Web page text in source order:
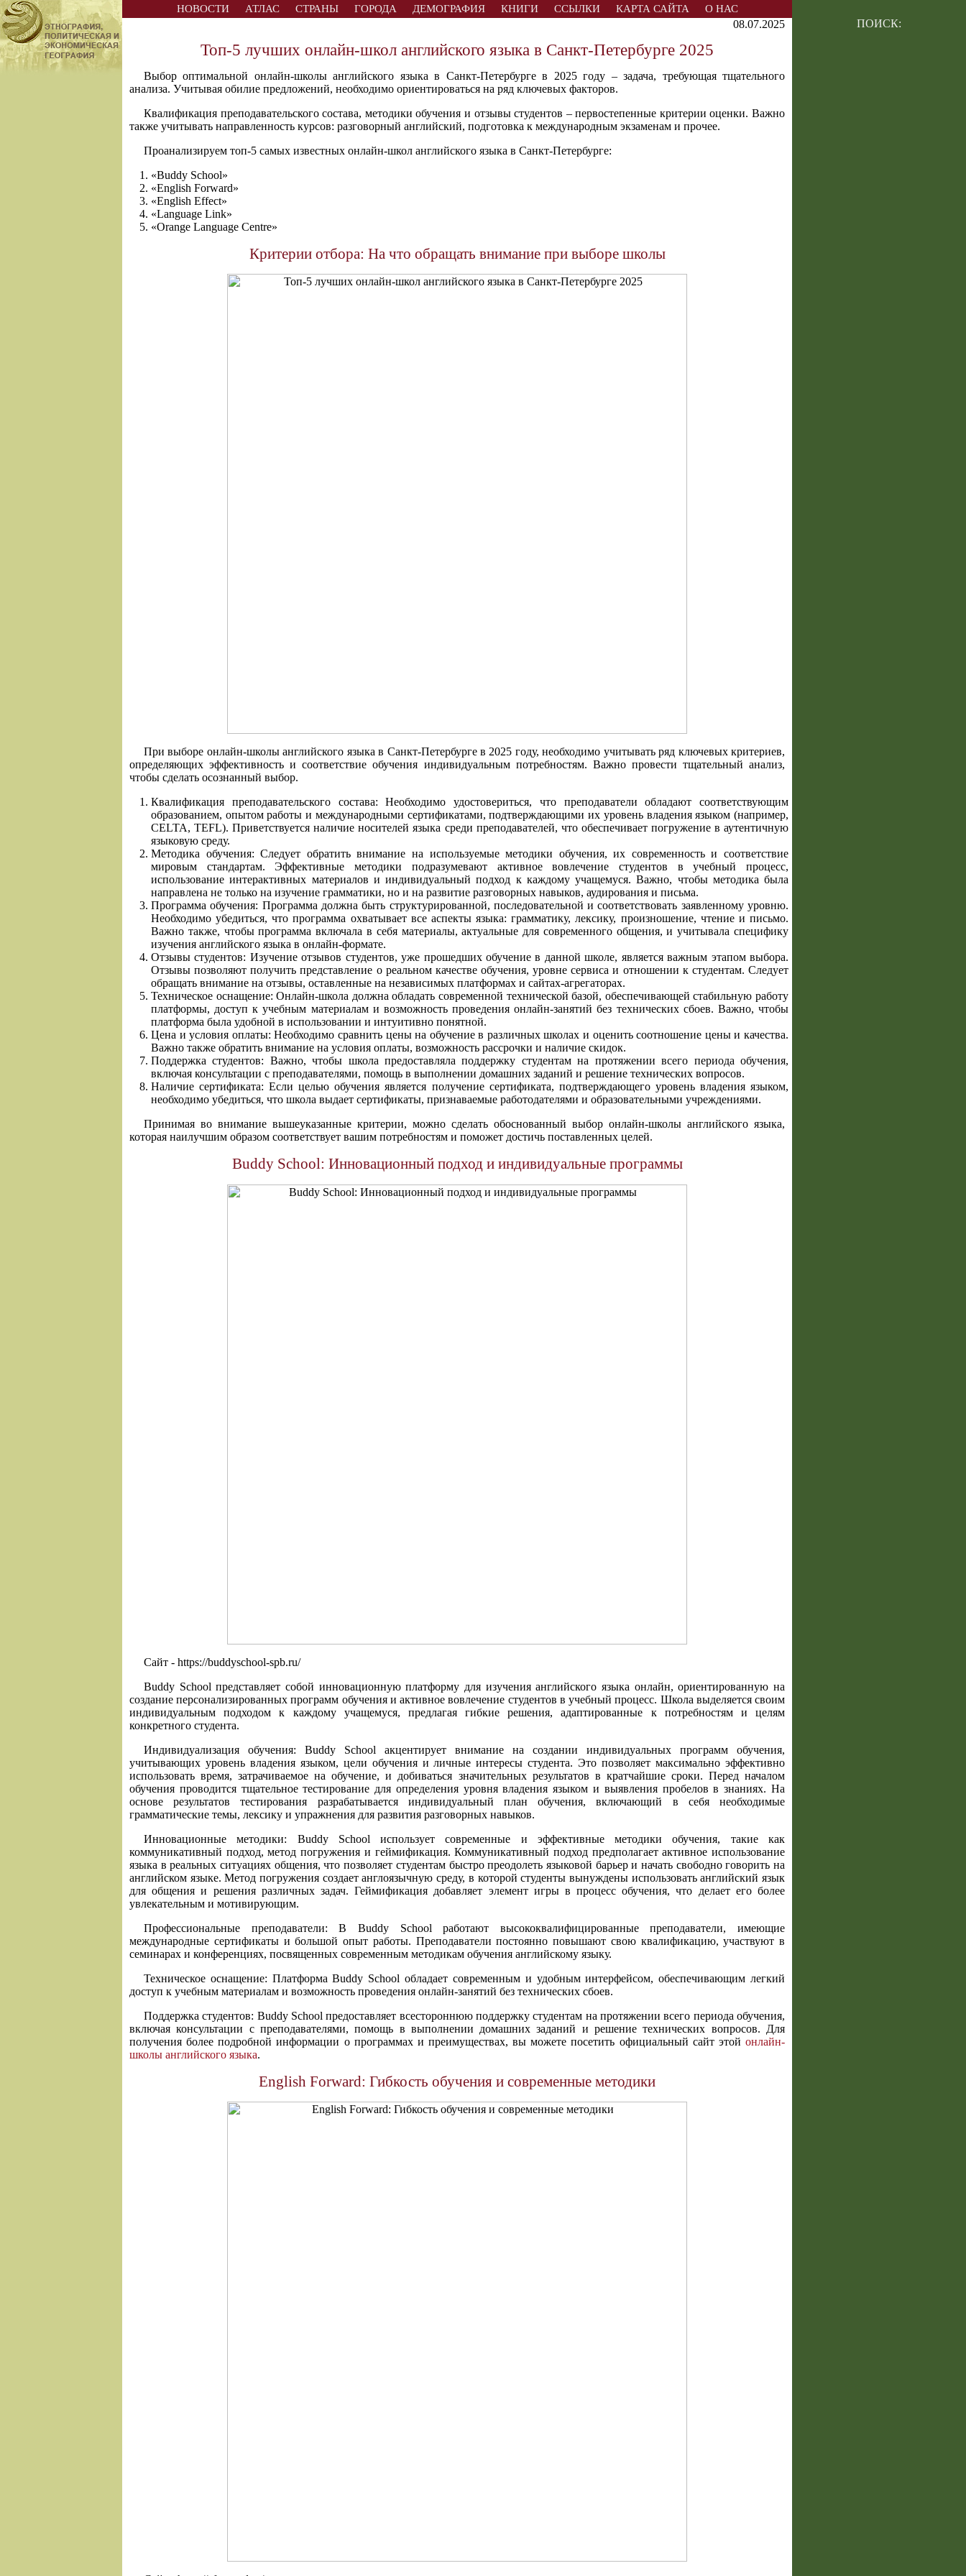
НОВОСТИ АТЛАС СТРАНЫ ГОРОДА ДЕМОГРАФИЯ КНИГИ ССЫЛКИ КАРТА САЙТА О НАС
08.07.2025
Топ-5 лучших онлайн-школ английского языка в Санкт-Петербурге 2025
Выбор оптимальной онлайн-школы английского языка в Санкт-Петербурге в 2025 году – задача, требующая тщательного
анализа. Учитывая обилие предложений, необходимо ориентироваться на ряд ключевых факторов.
Квалификация преподавательского состава, методики обучения и отзывы студентов – первостепенные критерии оценки. Важно
также учитывать направленность курсов: разговорный английский, подготовка к международным экзаменам и прочее.
Проанализируем топ-5 самых известных онлайн-школ английского языка в Санкт-Петербурге:
«Buddy School»
«English Forward»
«English Effect»
«Language Link»
«Orange Language Centre»
Критерии отбора: На что обращать внимание при выборе школы
При выборе онлайн-школы английского языка в Санкт-Петербурге в 2025 году, необходимо учитывать ряд ключевых критериев,
определяющих эффективность и соответствие обучения индивидуальным потребностям. Важно провести тщательный анализ,
чтобы сделать осознанный выбор.
Квалификация преподавательского состава: Необходимо удостовериться, что преподаватели обладают соответствующим
образованием, опытом работы и международными сертификатами, подтверждающими их уровень владения языком (например,
CELTA, TEFL). Приветствуется наличие носителей языка среди преподавателей, что обеспечивает погружение в аутентичную
языковую среду.
Методика обучения: Следует обратить внимание на используемые методики обучения, их современность и соответствие
мировым стандартам. Эффективные методики подразумевают активное вовлечение студентов в учебный процесс,
использование интерактивных материалов и индивидуальный подход к каждому учащемуся. Важно, чтобы методика была
направлена не только на изучение грамматики, но и на развитие разговорных навыков, аудирования и письма.
Программа обучения: Программа должна быть структурированной, последовательной и соответствовать заявленному уровню.
Необходимо убедиться, что программа охватывает все аспекты языка: грамматику, лексику, произношение, чтение и письмо.
Важно также, чтобы программа включала в себя материалы, актуальные для современного общения, и учитывала специфику
изучения английского языка в онлайн-формате.
Отзывы студентов: Изучение отзывов студентов, уже прошедших обучение в данной школе, является важным этапом выбора.
Отзывы позволяют получить представление о реальном качестве обучения, уровне сервиса и отношении к студентам. Следует
обращать внимание на отзывы, оставленные на независимых платформах и сайтах-агрегаторах.
Техническое оснащение: Онлайн-школа должна обладать современной технической базой, обеспечивающей стабильную работу
платформы, доступ к учебным материалам и возможность проведения онлайн-занятий без технических сбоев. Важно, чтобы
платформа была удобной в использовании и интуитивно понятной.
Цена и условия оплаты: Необходимо сравнить цены на обучение в различных школах и оценить соотношение цены и качества.
Важно также обратить внимание на условия оплаты, возможность рассрочки и наличие скидок.
Поддержка студентов: Важно, чтобы школа предоставляла поддержку студентам на протяжении всего периода обучения,
включая консультации с преподавателями, помощь в выполнении домашних заданий и решение технических вопросов.
Наличие сертификата: Если целью обучения является получение сертификата, подтверждающего уровень владения языком,
необходимо убедиться, что школа выдает сертификаты, признаваемые работодателями и образовательными учреждениями.
Принимая во внимание вышеуказанные критерии, можно сделать обоснованный выбор онлайн-школы английского языка,
которая наилучшим образом соответствует вашим потребностям и поможет достичь поставленных целей.
Buddy School: Инновационный подход и индивидуальные программы
Сайт - https://buddyschool-spb.ru/
Buddy School представляет собой инновационную платформу для изучения английского языка онлайн, ориентированную на
создание персонализированных программ обучения и активное вовлечение студентов в учебный процесс. Школа выделяется своим
индивидуальным подходом к каждому учащемуся, предлагая гибкие решения, адаптированные к потребностям и целям
конкретного студента.
Индивидуализация обучения: Buddy School акцентирует внимание на создании индивидуальных программ обучения,
учитывающих уровень владения языком, цели обучения и личные интересы студента. Это позволяет максимально эффективно
использовать время, затрачиваемое на обучение, и добиваться значительных результатов в кратчайшие сроки. Перед началом
обучения проводится тщательное тестирование для определения уровня владения языком и выявления пробелов в знаниях. На
основе результатов тестирования разрабатывается индивидуальный план обучения, включающий в себя необходимые
грамматические темы, лексику и упражнения для развития разговорных навыков.
Инновационные методики: Buddy School использует современные и эффективные методики обучения, такие как
коммуникативный подход, метод погружения и геймификация. Коммуникативный подход предполагает активное использование
языка в реальных ситуациях общения, что позволяет студентам быстро преодолеть языковой барьер и начать свободно говорить на
английском языке. Метод погружения создает англоязычную среду, в которой студенты вынуждены использовать английский язык
для общения и решения различных задач. Геймификация добавляет элемент игры в процесс обучения, что делает его более
увлекательным и мотивирующим.
Профессиональные преподаватели: В Buddy School работают высококвалифицированные преподаватели, имеющие
международные сертификаты и большой опыт работы. Преподаватели постоянно повышают свою квалификацию, участвуют в
семинарах и конференциях, посвященных современным методикам обучения английскому языку.
Техническое оснащение: Платформа Buddy School обладает современным и удобным интерфейсом, обеспечивающим легкий
доступ к учебным материалам и возможность проведения онлайн-занятий без технических сбоев.
Поддержка студентов: Buddy School предоставляет всестороннюю поддержку студентам на протяжении всего периода обучения,
включая консультации с преподавателями, помощь в выполнении домашних заданий и решение технических вопросов. Для
получения более подробной информации о программах и преимуществах, вы можете посетить официальный сайт этой онлайн-
школы английского языка.
English Forward: Гибкость обучения и современные методики
ПОИСК: